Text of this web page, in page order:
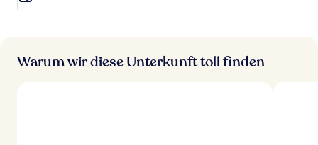
Warum wir diese Unterkunft toll finden